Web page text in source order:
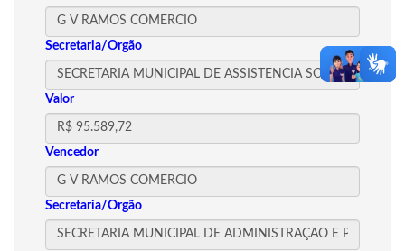
Secretaria/Orgão
Valor
Vencedor
Secretaria/Orgão